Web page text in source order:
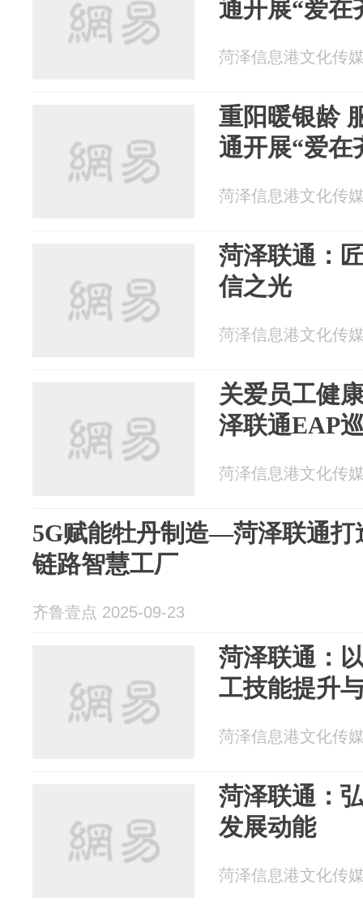
通开展“爱在
菏泽信息港文化传
重阳暖银龄
通开展“爱在
菏泽信息港文化传
菏泽联通：
信之光
菏泽信息港文化传
关爱员工健
泽联通EAP
菏泽信息港文化传
5G赋能牡丹制造—菏泽联通打
链路智慧工厂
齐鲁壹点 2025-09-23
菏泽联通：
工技能提升
菏泽信息港文化传
菏泽联通：
发展动能
菏泽信息港文化传